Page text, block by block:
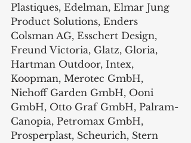
Plastiques, Edelman, Elmar Jung
Product Solutions, Enders
Colsman AG, Esschert Design,
Freund Victoria, Glatz, Gloria,
Hartman Outdoor, Intex,
Koopman, Merotec GmbH,
Niehoff Garden GmbH, Ooni
GmbH, Otto Graf GmbH, Palram-
Canopia, Petromax GmbH,
Prosperplast, Scheurich, Stern